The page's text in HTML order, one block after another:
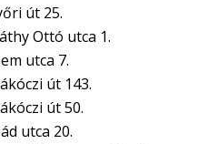
út 25.
Ottó utca 1.
utca 7.
út 143.
út 50.
utca 20.